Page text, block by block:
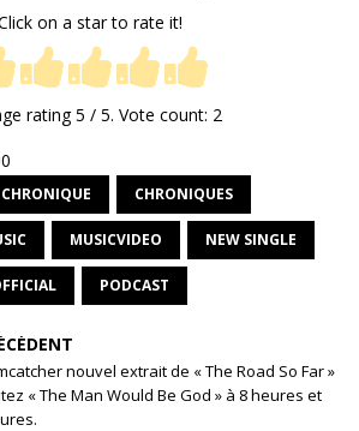
on a star to rate it!
rating5 / 5. Vote count: 2
CHRONIQUE CHRONIQUES
MUSICVIDEO NEW SINGLE
PODCAST
nouvel extrait de « The Road So Far »
« The Man Would Be God » à 8 heures et